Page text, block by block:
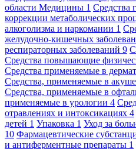
области Медицины 1 Средства
коррекции метаболических
алкоголизма и наркомании 1
желудочно-кишечных
респираторных заболеваний 9
Средства повышающие
Средства применяемые в
Средства, применяемые в
Средства, применяемые в
применяемые в урологии 4
отравлениях и интоксикациях 4
детей 1 Упаковка 1 Уход за
10 Фармацевтические
и антиферментные препараты 1